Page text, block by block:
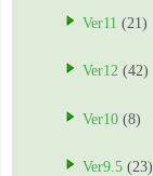
Ver11 (21)
Ver12 (42)
Ver10 (8)
Ver9.5 (23)